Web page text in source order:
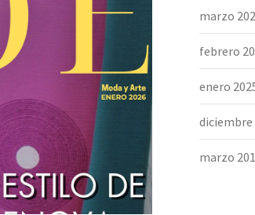
marzo
febrero
enero
diciembre
marzo